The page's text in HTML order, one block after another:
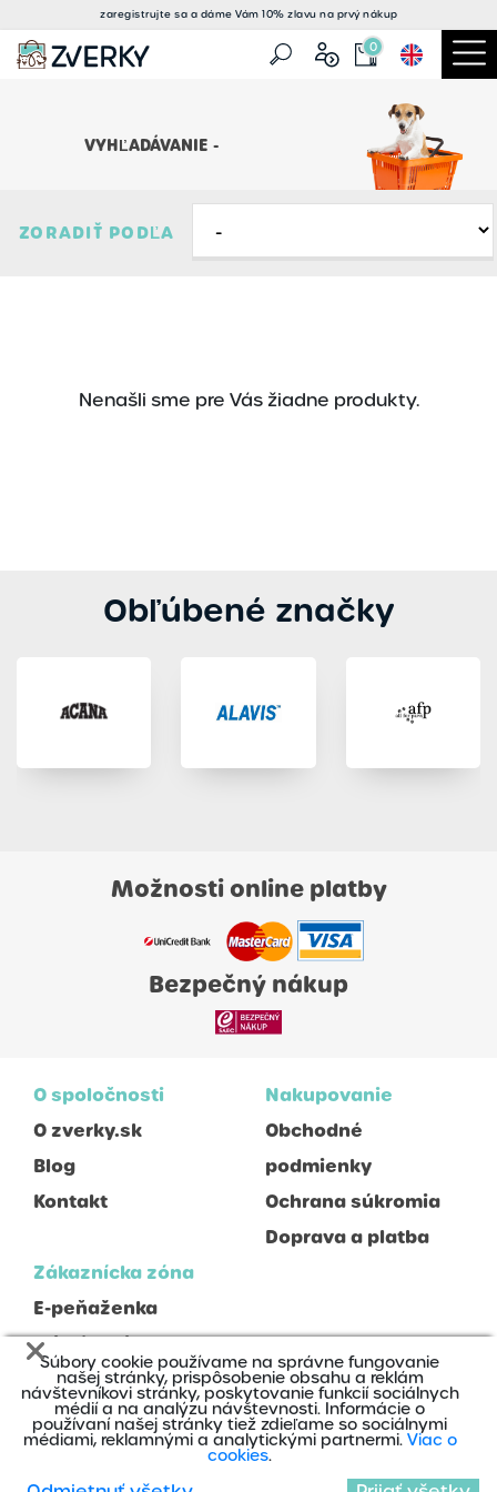
zaregistrujte sa a dáme Vám 10% zlavu na prvý nákup
0
VYHĽADÁVANIE -
ZORADIŤ PODĽA
Nenašli sme pre Vás žiadne produkty.
Obľúbené značky
Možnosti online platby
Bezpečný nákup
O spoločnosti
O zverky.sk
Blog
Kontakt
Nakupovanie
Obchodné
podmienky
Ochrana súkromia
Doprava a platba
Zákaznícka zóna
E-peňaženka
Prihlásenie
Registrácia
Súbory cookie používame na správne fungovanie
našej stránky, prispôsobenie obsahu a reklám
návštevníkovi stránky, poskytovanie funkcií sociálnych
médií a na analýzu návštevnosti. Informácie o
používaní našej stránky tiež zdieľame so sociálnymi
médiami, reklamnými a analytickými partnermi. Viac o
cookies.